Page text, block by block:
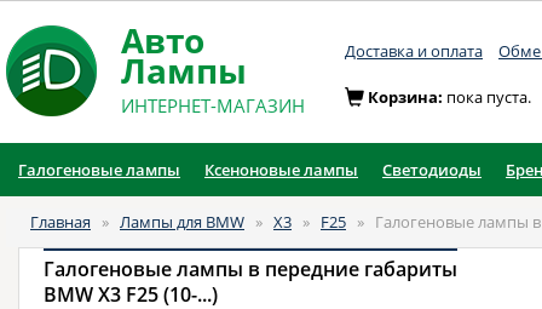
Авто
Лампы
ИНТЕРНЕТ-МАГАЗИН
Доставка и оплата
Корзина: пока пуста.
Галогеновые лампы Ксеноновые лампы Светодиоды
Главная » Лампы для BMW » X3 » F25 » Галогеновые лампы
Галогеновые лампы в передние габариты
BMW X3 F25 (10-...)